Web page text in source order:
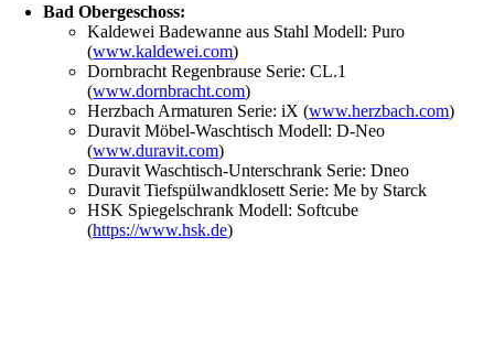
Bad Obergeschoss:
Kaldewei Badewanne aus Stahl Modell: Puro
(www.kaldewei.com)
Dornbracht Regenbrause Serie: CL.1
(www.dornbracht.com)
Herzbach Armaturen Serie: iX (www.herzbach.com)
Duravit Möbel-Waschtisch Modell: D-Neo
(www.duravit.com)
Duravit Waschtisch-Unterschrank Serie: Dneo
Duravit Tiefspülwandklosett Serie: Me by Starck
HSK Spiegelschrank Modell: Softcube
(https://www.hsk.de)